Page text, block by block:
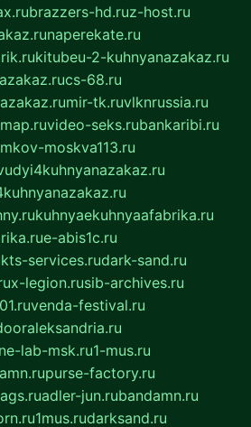
brazzers-hd.ruz-host.ru
naperekate.ru
kitubeu-2-kuhnyanazakaz.ru
cs-68.ru
mir-tk.ruvlknrussia.ru
video-seks.rubankaribi.ru
moskva113.ru
kuhnyaekuhnyaafabrika.ru
e-abis1c.ru
kts-services.rudark-sand.ru
x-legion.rusib-archives.ru
venda-festival.ru
lab-msk.ru1-mus.ru
purse-factory.ru
adler-jun.rubandamn.ru
1mus.rudarksand.ru